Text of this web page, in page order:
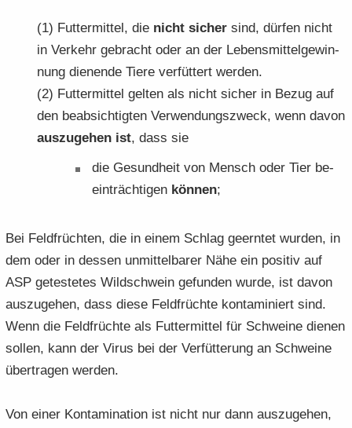
(1) Fut­ter­mit­tel, die nicht si­cher sind, dür­fen nicht
in Ver­kehr ge­bracht oder an der Le­bens­mit­tel­ge­win­
nung die­nen­de Tiere ver­füt­tert wer­den.
(2) Fut­ter­mit­tel gel­ten als nicht si­cher in Bezug auf
den be­ab­sich­tig­ten Ver­wen­dungs­zweck, wenn davon
aus­zu­ge­hen ist, dass sie
die Ge­sund­heit von Mensch oder Tier be­
ein­träch­ti­gen kön­nen;
Bei Feld­früch­ten, die in einem Schlag ge­ern­tet wur­den, in
dem oder in des­sen un­mit­tel­ba­rer Nähe ein po­si­tiv auf
ASP ge­tes­te­tes Wild­schwein ge­fun­den wurde, ist davon
aus­zu­ge­hen, dass diese Feld­früch­te kon­ta­mi­niert sind.
Wenn die Feld­früch­te als Fut­ter­mit­tel für Schwei­ne die­nen
sol­len, kann der Virus bei der Ver­füt­te­rung an Schwei­ne
über­tra­gen wer­den.
Von einer Kon­ta­mi­na­ti­on ist nicht nur dann aus­zu­ge­hen,